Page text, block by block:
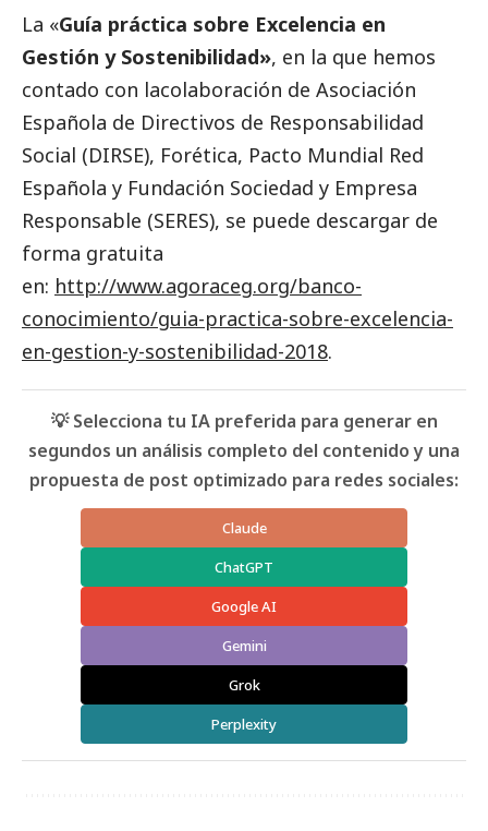
La «Guía práctica sobre Excelencia en
Gestión y Sostenibilidad», en la que hemos
contado con lacolaboración de Asociación
Española de Directivos de Responsabilidad
Social (DIRSE), Forética, Pacto Mundial Red
Española y Fundación Sociedad y Empresa
Responsable (SERES), se puede descargar de
forma gratuita
en: http://www.agoraceg.org/banco-
conocimiento/guia-practica-sobre-excelencia-
en-gestion-y-sostenibilidad-2018.
💡 Selecciona tu IA preferida para generar en
segundos un análisis completo del contenido y una
propuesta de post optimizado para redes sociales:
Claude
ChatGPT
Google AI
Gemini
Grok
Perplexity